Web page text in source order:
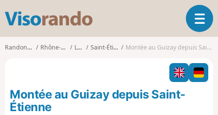
s
o
o
O
u
v
i
r
l
Randonnées Rhône-Alpes Loire Saint-Étienne Montée au Guizay depuis Saint-Étienne
Montée au Guizay depuis Saint-
Étienne